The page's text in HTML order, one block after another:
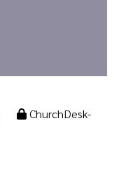
ChurchDesk-